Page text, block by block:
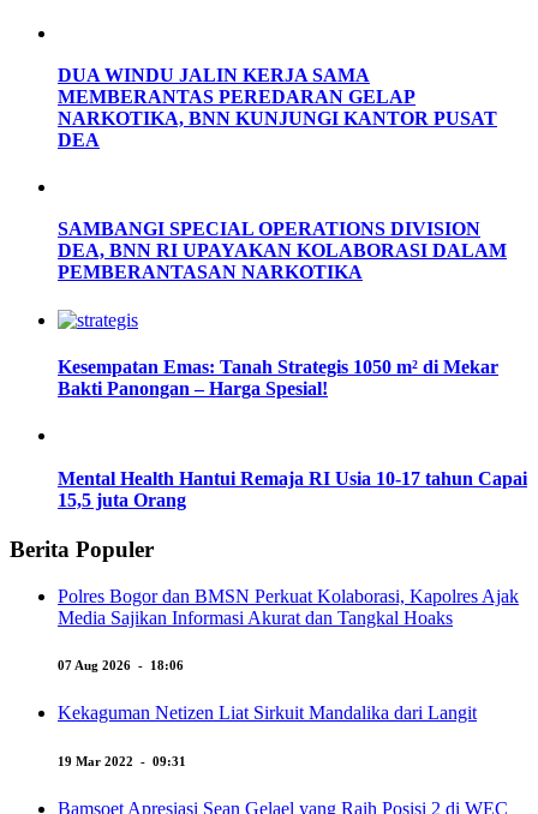
DUA WINDU JALIN KERJA SAMA
MEMBERANTAS PEREDARAN GELAP
NARKOTIKA, BNN KUNJUNGI KANTOR PUSAT
DEA
SAMBANGI SPECIAL OPERATIONS DIVISION
DEA, BNN RI UPAYAKAN KOLABORASI DALAM
PEMBERANTASAN NARKOTIKA
Kesempatan Emas: Tanah Strategis 1050 m² di Mekar
Bakti Panongan – Harga Spesial!
Mental Health Hantui Remaja RI Usia 10-17 tahun Capai
15,5 juta Orang
Berita Populer
Polres Bogor dan BMSN Perkuat Kolaborasi, Kapolres Ajak
Media Sajikan Informasi Akurat dan Tangkal Hoaks
07 Aug 2026 - 18:06
Kekaguman Netizen Liat Sirkuit Mandalika dari Langit
19 Mar 2022 - 09:31
Bamsoet Apresiasi Sean Gelael yang Raih Posisi 2 di WEC